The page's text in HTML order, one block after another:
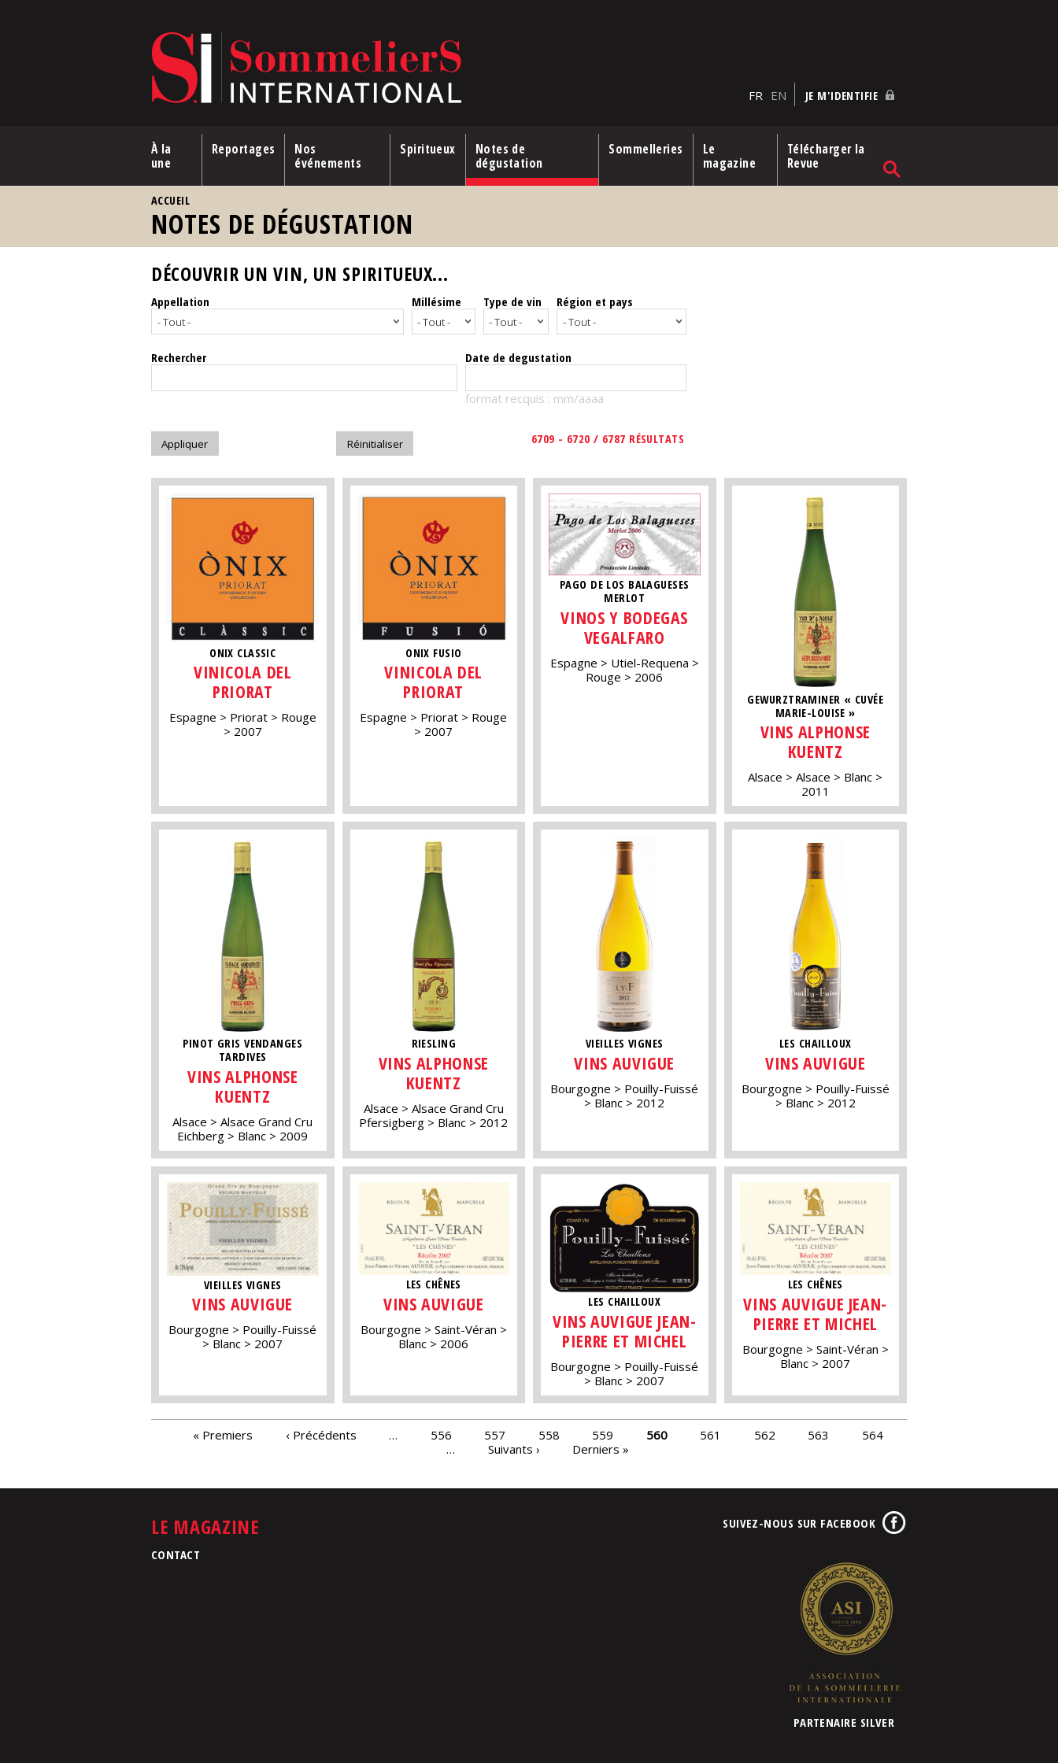
FR EN JE M'IDENTIFIE
À la
une
Reportages
Nos
événements
Spiritueux
Notes de
dégustation
Sommelleries
Le
magazine
Télécharger la
Revue
ACCUEIL
NOTES DE DÉGUSTATION
DÉCOUVRIR UN VIN, UN SPIRITUEUX...
Appellation Millésime Type de vin Région et pays
Rechercher Date de degustation
format recquis : mm/aaaa
6709 - 6720 / 6787 RÉSULTATS
ONIX CLASSIC
VINICOLA DEL
PRIORAT
Espagne Priorat
Rouge
2007
ONIX FUSIO
VINICOLA DEL
PRIORAT
Espagne Priorat
Rouge
2007
PAGO DE LOS BALAGUESES
MERLOT
VINOS Y BODEGAS
VEGALFARO
Espagne
Utiel-Requena
Rouge
2006
GEWURZTRAMINER « CUVÉE
MARIE-LOUISE »
VINS ALPHONSE
KUENTZ
Alsace Alsace
Blanc
2011
PINOT GRIS VENDANGES
TARDIVES
VINS ALPHONSE
KUENTZ
Alsace
Alsace Grand Cru
Eichberg
Blanc 2009
RIESLING
VINS ALPHONSE
KUENTZ
Alsace
Alsace Grand Cru
Pfersigberg
Blanc 2012
VIEILLES VIGNES
VINS AUVIGUE
Bourgogne
Pouilly-Fuissé
Blanc
2012
LES CHAILLOUX
VINS AUVIGUE
Bourgogne
Pouilly-Fuissé
Blanc
2012
VIEILLES VIGNES
VINS AUVIGUE
Bourgogne
Pouilly-Fuissé
Blanc
2007
LES CHÊNES
VINS AUVIGUE
Bourgogne
Saint-Véran
Blanc
2006
LES CHAILLOUX
VINS AUVIGUE JEAN-
PIERRE ET MICHEL
Bourgogne
Pouilly-Fuissé
Blanc
2007
LES CHÊNES
VINS AUVIGUE JEAN-
PIERRE ET MICHEL
Bourgogne
Saint-Véran
Blanc
2007
PAGES« Premiers ‹ Précédents … 556 557 558 559 560 561 562 563
564
…
Suivants › Derniers »
LE MAGAZINE
CONTACT
SUIVEZ-NOUS SUR FACEBOOK
PARTENAIRE SILVER